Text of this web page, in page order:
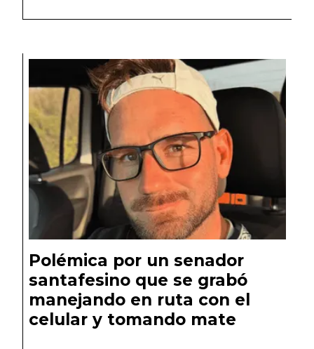
Polémica por un senador
santafesino que se grabó
manejando en ruta con el
celular y tomando mate